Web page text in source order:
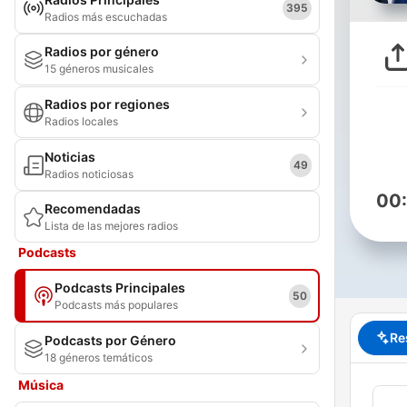
Radios más escuchadas
395
Radios por género
15 géneros musicales
Radios por regiones
Radios locales
Noticias
Radios noticiosas
49
Recomendadas
Lista de las mejores radios
Podcasts
Podcasts Principales
Podcasts más populares
50
Podcasts por Género
18 géneros temáticos
Música